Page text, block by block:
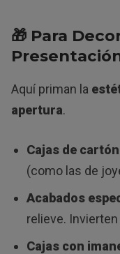
🎁 Para
Aquí priman la
apertura.
Cajas de
(como las de
Acabados
relieve.
Cajas con